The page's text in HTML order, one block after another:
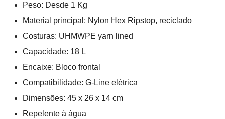
Peso: Desde 1 Kg
Material principal: Nylon Hex Ripstop, reciclado
Costuras: UHMWPE yarn lined
Capacidade: 18 L
Encaixe: Bloco frontal
Compatibilidade: G-Line elétrica
Dimensões: 45 x 26 x 14 cm
Repelente à água